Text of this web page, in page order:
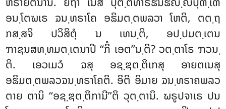
ອນ຺ໂຕຆເຣ ຉນ຺ທຣາໂຄ ອຘິມຕ຺ຕພລວາ ໂຫຕິ, ຕຕ຺ຖ
ກສ຺ສຈິ ປວິສິຕຸໍ ນ ເທນ຺ຕິ, ອປ຺ປມຕ຺ເຕນ
ຠາຊນສທ຺ທມຕ຺ເຕນາປິ ‘‘ກິໍ ເອຕ’’ນ຺ຕິ? ວຕ຺ຕາໂຣ ຠວນ຺
ຕິ. ເອວເມວໍ ຉສຸ ອຊ຺ຌຕ຺ຕິເກສຸ ອາຍຕເນສຸ
ອຘິມຕ຺ຕພລວຉນ຺ທຣາໂຄຕິ. ອິຕິ ອິມາຍ ຉນ຺ທຣາຄພລວ
ຕາຍ ຕານິ ‘‘ອຊ຺ຌຕ຺ຕິການີ’’ຕິ ວຸຕ຺ຕານິ. ຆຣູປຈາເຣ ປນ